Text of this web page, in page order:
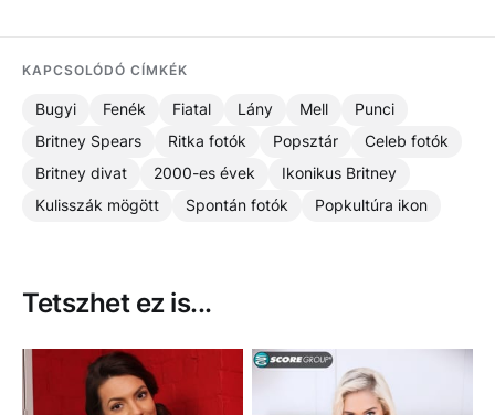
KAPCSOLÓDÓ CÍMKÉK
Bugyi Fenék Fiatal Lány Mell
Punci
Britney Spears
Ritka fotók Popsztár
Celeb fotók
Britney divat
2000-es évek
Ikonikus Britney
Kulisszák mögött
Spontán fotók Popkultúra ikon
Tetszhet ez is...